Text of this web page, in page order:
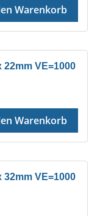
Warenkorb
VE=1000
Warenkorb
VE=1000